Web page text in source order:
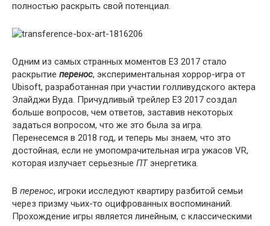
полностью раскрыть свой потенциал.
Одним из самых странных моментов E3 2017 стало
раскрытие перенос, экспериментальная хоррор-игра от
Ubisoft, разработанная при участии голливудского актера
Элайджи Вуда. Причудливый трейлер E3 2017 создал
больше вопросов, чем ответов, заставив некоторых
задаться вопросом, что же это была за игра.
Перенесемся в 2018 год, и теперь мы знаем, что это
достойная, если не умопомрачительная игра ужасов VR,
которая излучает серьезные ПТэнергетика.
В перенос, игроки исследуют квартиру разбитой семьи
через призму чьих-то оцифрованных воспоминаний.
Прохождение игры является линейным, с классическими